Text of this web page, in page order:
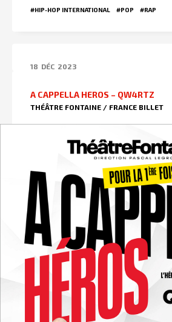
#HIP-HOP INTERNATIONAL #POP #RAP
18 DÉC 2023
A CAPPELLA HEROS – QW4RTZ
THÉÂTRE FONTAINE / FRANCE BILLET